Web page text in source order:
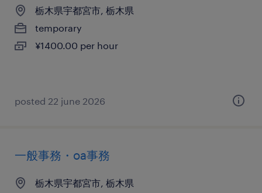
栃木県宇都宮市, 栃木県
temporary
¥1400.00 per hour
posted 22 june 2026
一般事務・oa事務
栃木県宇都宮市, 栃木県